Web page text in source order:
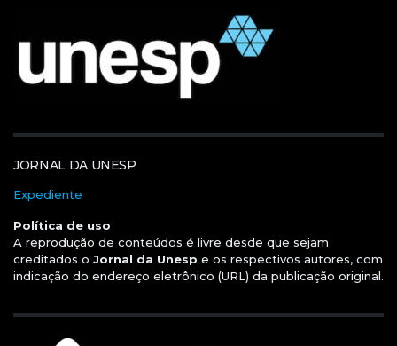
JORNAL DA UNESP
Expediente
Política de uso
A reprodução de conteúdos é livre desde que sejam
creditados o Jornal da Unesp e os respectivos autores, com
indicação do endereço eletrônico (URL) da publicação original.